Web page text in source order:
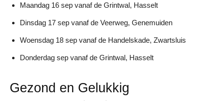
Maandag 16 sep vanaf de Grintwal, Hasselt
Dinsdag 17 sep vanaf de Veerweg, Genemuiden
Woensdag 18 sep vanaf de Handelskade, Zwartsluis
Donderdag sep vanaf de Grintwal, Hasselt
Gezond en Gelukkig